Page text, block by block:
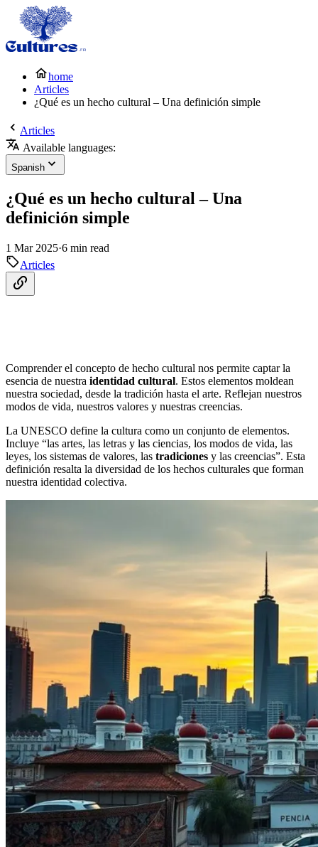
home
Articles
¿Qué es un hecho cultural – Una definición simple
Articles
Available languages:
Spanish
¿Qué es un hecho cultural – Una
definición simple
1 Mar 2025·6 min read
Articles
Comprender el concepto de hecho cultural nos permite captar la
esencia de nuestra identidad cultural. Estos elementos moldean
nuestra sociedad, desde la tradición hasta el arte. Reflejan nuestros
modos de vida, nuestros valores y nuestras creencias.
La UNESCO define la cultura como un conjunto de elementos.
Incluye “las artes, las letras y las ciencias, los modos de vida, las
leyes, los sistemas de valores, las tradiciones y las creencias”. Esta
definición resalta la diversidad de los hechos culturales que forman
nuestra identidad colectiva.